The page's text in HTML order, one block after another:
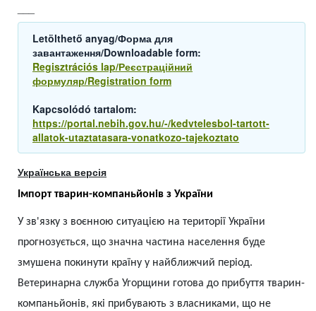
Letölthető anyag/Форма для
завантаження/Downloadable form:
Regisztrációs lap/Реєстраційний
формуляр/Registration form
Kapcsolódó tartalom:
https://portal.nebih.gov.hu/-/kedvtelesbol-tartott-
allatok-utaztatasara-vonatkozo-tajekoztato
Українська версія
Імпорт тварин-компаньйонів з України
У зв'язку з воєнною ситуацією на території України
прогнозується, що значна частина населення буде
змушена покинути країну у найближчий період.
Ветеринарна служба Угорщини готова до прибуття тварин-
компаньйонів, які прибувають з власниками, що не